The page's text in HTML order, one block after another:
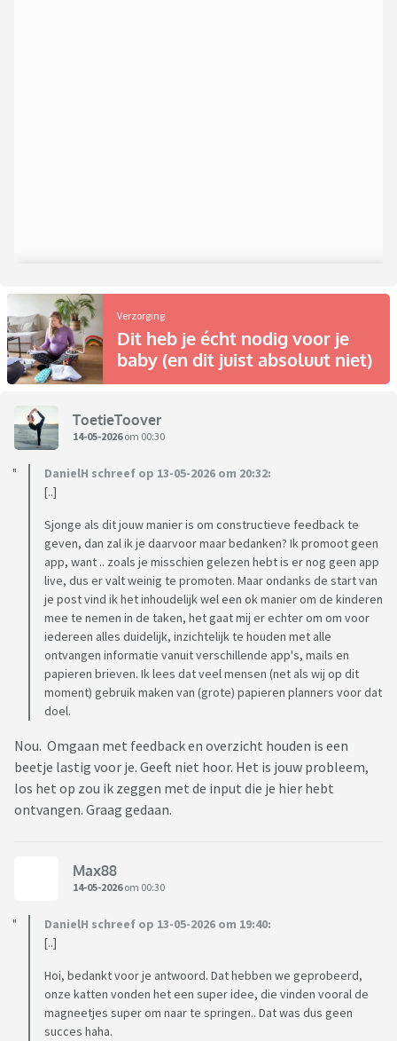
Verzorging
Dit heb je écht nodig voor je
baby (en dit juist absoluut niet)
ToetieToover
14-05-2026om 00:30
DanielH schreef op 13-05-2026 om 20:32:
[..]
Sjonge als dit jouw manier is om constructieve feedback te
geven, dan zal ik je daarvoor maar bedanken? Ik promoot geen
app, want .. zoals je misschien gelezen hebt is er nog geen app
live, dus er valt weinig te promoten. Maar ondanks de start van
je post vind ik het inhoudelijk wel een ok manier om de kinderen
mee te nemen in de taken, het gaat mij er echter om om voor
iedereen alles duidelijk, inzichtelijk te houden met alle
ontvangen informatie vanuit verschillende app's, mails en
papieren brieven. Ik lees dat veel mensen (net als wij op dit
moment) gebruik maken van (grote) papieren planners voor dat
doel.
Nou. Omgaan met feedback en overzicht houden is een
beetje lastig voor je. Geeft niet hoor. Het is jouw probleem,
los het op zou ik zeggen met de input die je hier hebt
ontvangen. Graag gedaan.
Max88
14-05-2026om 00:30
DanielH schreef op 13-05-2026 om 19:40:
[..]
Hoi, bedankt voor je antwoord. Dat hebben we geprobeerd,
onze katten vonden het een super idee, die vinden vooral de
magneetjes super om naar te springen.. Dat was dus geen
succes haha.